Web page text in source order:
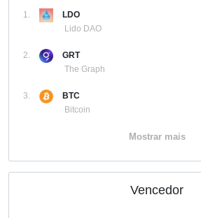
1.
LDO
Lido DAO
2.
GRT
The Graph
3.
BTC
Bitcoin
Mostrar mais
Vencedor